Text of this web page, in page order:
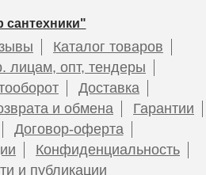
сантехники"
Каталог товаров
лицам, опт, тендеры
Доставка
и обмена
Гарантии
Договор-оферта
Конфиденциальность
и публикации